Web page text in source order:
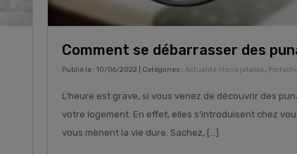
Comment se débarrasser des
Publié le : 10/06/2022 | Catégories : Actualité literie jetable ,
L’heure est grave, si vous venez de découvrir des
votre logement. En effet, elles s’introduisent chez
vous mènent la vie dure. Sachez, [...]